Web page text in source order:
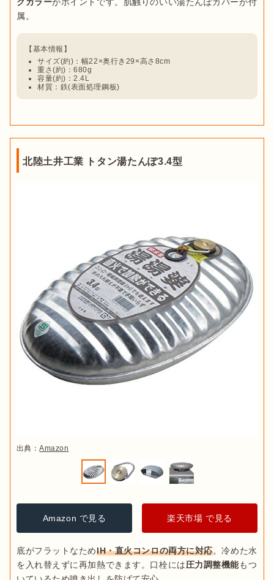
クカラーがポイントです。肌触りのいい湯たんぽカバーが付
属。
サイズ(約)：幅22×奥行き29×高さ8cm
重さ(約)：680g
容量(約)：2.4L
材質：鉄(表面処理鋼板)
北陸土井工業 トタン湯たんぽ3.4型
出典：Amazon
Amazon で見る 楽天市場 で見る
底がフラットなためIH・直火コンロの両方に対応。冷めた水
を入れ替えずに再加熱できます。口栓には圧力調整機能もつ